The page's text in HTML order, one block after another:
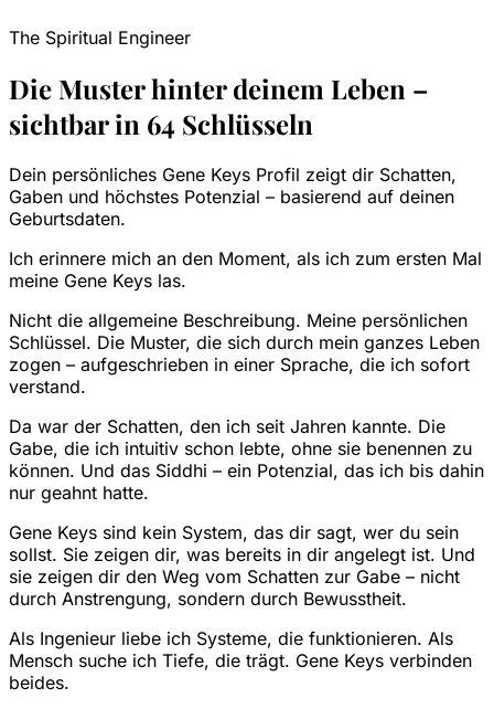
The Spiritual Engineer
Die Muster hinter deinem Leben –
sichtbar in 64 Schlüsseln
Dein persönliches Gene Keys Profil zeigt dir Schatten,
Gaben und höchstes Potenzial – basierend auf deinen
Geburtsdaten.
Ich erinnere mich an den Moment, als ich zum ersten Mal
meine Gene Keys las.
Nicht die allgemeine Beschreibung. Meine persönlichen
Schlüssel. Die Muster, die sich durch mein ganzes Leben
zogen – aufgeschrieben in einer Sprache, die ich sofort
verstand.
Da war der Schatten, den ich seit Jahren kannte. Die
Gabe, die ich intuitiv schon lebte, ohne sie benennen zu
können. Und das Siddhi – ein Potenzial, das ich bis dahin
nur geahnt hatte.
Gene Keys sind kein System, das dir sagt, wer du sein
sollst. Sie zeigen dir, was bereits in dir angelegt ist. Und
sie zeigen dir den Weg vom Schatten zur Gabe – nicht
durch Anstrengung, sondern durch Bewusstheit.
Als Ingenieur liebe ich Systeme, die funktionieren. Als
Mensch suche ich Tiefe, die trägt. Gene Keys verbinden
beides.